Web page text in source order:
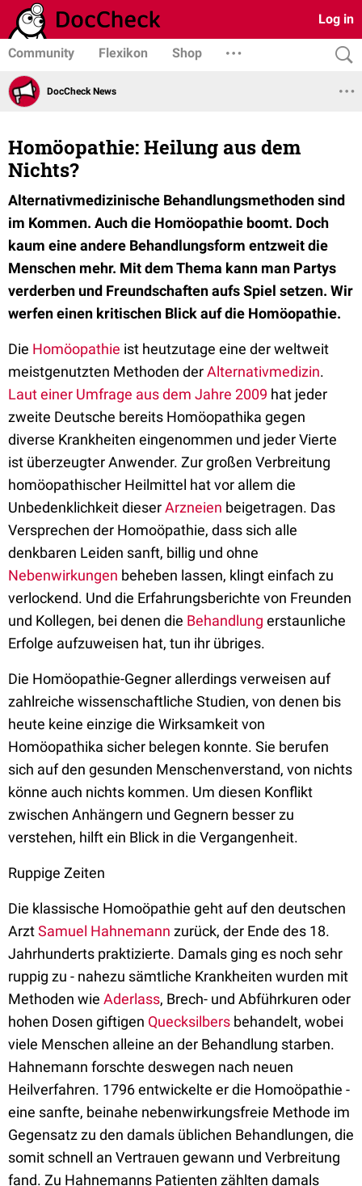
Log in
Community Flexikon Shop
DocCheck News
Homöopathie: Heilung aus dem
Nichts?
Alternativmedizinische Behandlungsmethoden sind
im Kommen. Auch die Homöopathie boomt. Doch
kaum eine andere Behandlungsform entzweit die
Menschen mehr. Mit dem Thema kann man Partys
verderben und Freundschaften aufs Spiel setzen. Wir
werfen einen kritischen Blick auf die Homöopathie.
Die Homöopathie ist heutzutage eine der weltweit
meistgenutzten Methoden derAlternativmedizin.
Laut einer Umfrage aus dem Jahre 2009 hat jeder
zweite Deutsche bereits Homöopathika gegen
diverse Krankheiten eingenommen und jeder Vierte
ist überzeugter Anwender. Zur großen Verbreitung
homöopathischer Heilmittel hat vor allem die
Unbedenklichkeit dieserArzneien beigetragen. Das
Versprechen der Homoöpathie, dass sich alle
denkbaren Leiden sanft, billig und ohne
Nebenwirkungen beheben lassen, klingt einfach zu
verlockend. Und die Erfahrungsberichte von Freunden
und Kollegen, bei denen die Behandlung erstaunliche
Erfolge aufzuweisen hat, tun ihr übriges.
Die Homöopathie-Gegner allerdings verweisen auf
zahlreiche wissenschaftliche Studien, von denen bis
heute keine einzige die Wirksamkeit von
Homöopathika sicher belegen konnte. Sie berufen
sich auf den gesunden Menschenverstand, von nichts
könne auch nichts kommen. Um diesen Konflikt
zwischen Anhängern und Gegnern besser zu
verstehen, hilft ein Blick in die Vergangenheit.
Ruppige Zeiten
Die klassische Homoöpathie geht auf den deutschen
ArztSamuel Hahnemann zurück, der Ende des 18.
Jahrhunderts praktizierte. Damals ging es noch sehr
ruppig zu - nahezu sämtliche Krankheiten wurden mit
Methoden wie Aderlass, Brech- und Abführkuren oder
hohen Dosen giftigen Quecksilbers behandelt, wobei
viele Menschen alleine an der Behandlung starben.
Hahnemann forschte deswegen nach neuen
Heilverfahren. 1796 entwickelte er die Homoöpathie -
eine sanfte, beinahe nebenwirkungsfreie Methode im
Gegensatz zu den damals üblichen Behandlungen, die
somit schnell an Vertrauen gewann und Verbreitung
fand. Zu Hahnemanns Patienten zählten damals